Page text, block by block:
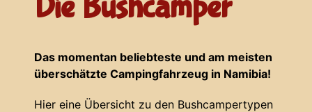
Das momentan beliebteste und am meisten
überschätzte Campingfahrzeug in Namibia!
Hier eine Übersicht zu den Bushcampertypen